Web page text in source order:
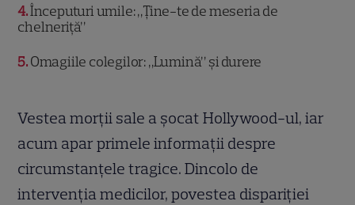
4 Începuturi umile: „Ține-te de meseria de
chelneriță”
5 Omagiile colegilor: „Lumină” și durere
Vestea morții sale a șocat Hollywood-ul, iar
acum apar primele informații despre
circumstanțele tragice. Dincolo de
intervenția medicilor, povestea dispariției